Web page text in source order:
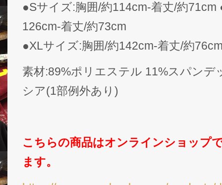
●Sサイズ:胸囲/約114cm-着丈/約71cm
126cm-着丈/約73cm
●XLサイズ:胸囲/約142cm-着丈/約
素材:89%ポリエステル 11%スパンデ
シア(1部例外あり)
こちらの商品はオンラインショップ
ます。